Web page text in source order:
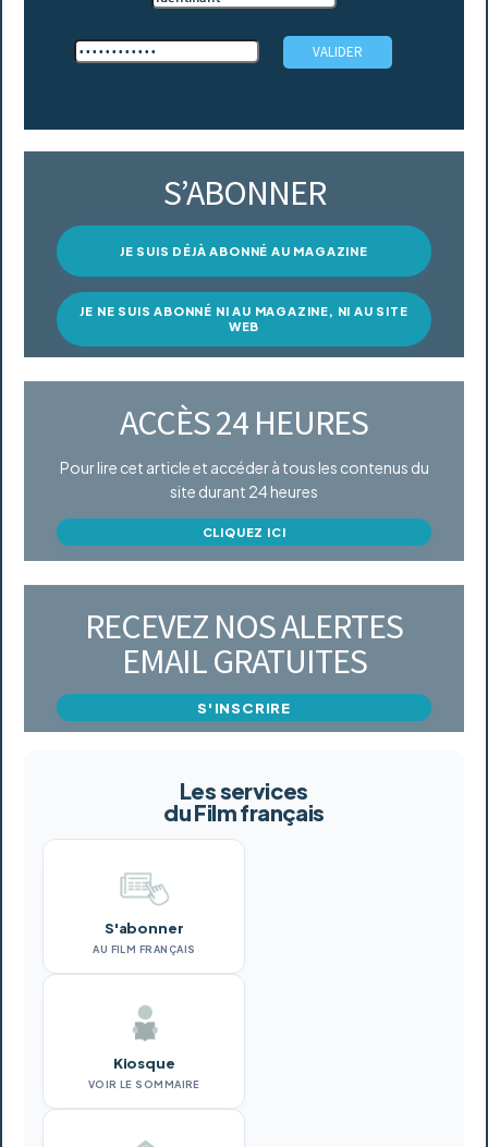
S’ABONNER
JE SUIS DÉJÀ ABONNÉ AU MAGAZINE
JE NE SUIS ABONNÉ NI AU MAGAZINE, NI AU SITE
WEB
ACCÈS 24 HEURES
Pour lire cet article et accéder à tous les contenus du
site durant 24 heures
CLIQUEZ ICI
RECEVEZ NOS ALERTES
EMAIL GRATUITES
S'INSCRIRE
Les services
du Film français
S'abonner
AU FILM FRANÇAIS
Kiosque
VOIR LE SOMMAIRE